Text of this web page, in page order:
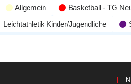
Allgemein Basketball - TG
Leichtathletik Kinder/Jugendliche